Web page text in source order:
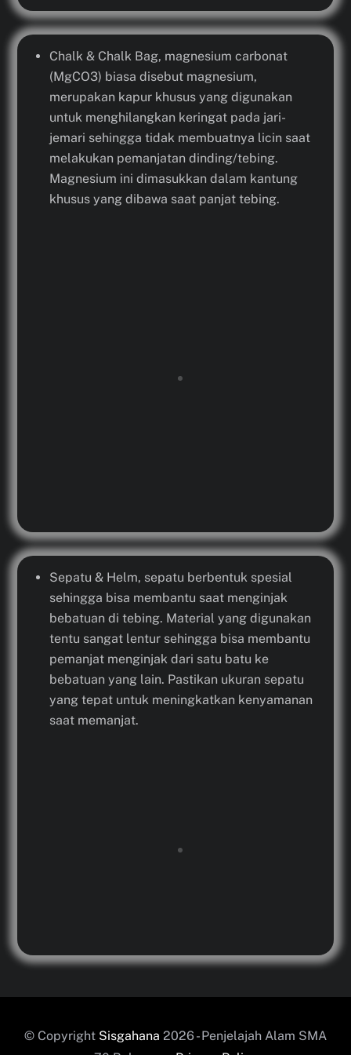
Chalk & Chalk Bag, magnesium carbonat
(MgCO3) biasa disebut magnesium,
merupakan kapur khusus yang digunakan
untuk menghilangkan keringat pada jari-
jemari sehingga tidak membuatnya licin saat
melakukan pemanjatan dinding/tebing.
Magnesium ini dimasukkan dalam kantung
khusus yang dibawa saat panjat tebing.
Sepatu & Helm, sepatu berbentuk spesial
sehingga bisa membantu saat menginjak
bebatuan di tebing. Material yang digunakan
tentu sangat lentur sehingga bisa membantu
pemanjat menginjak dari satu batu ke
bebatuan yang lain. Pastikan ukuran sepatu
yang tepat untuk meningkatkan kenyamanan
saat memanjat.
© Copyright Sisgahana 2026 - Penjelajah Alam SMA